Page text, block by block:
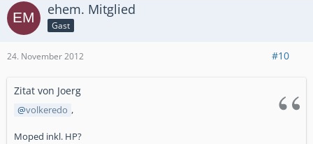
ehem. Mitglied
Gast
24. November 2012 #10
Zitat von Joerg
volkeredo ,
Moped inkl. HP?